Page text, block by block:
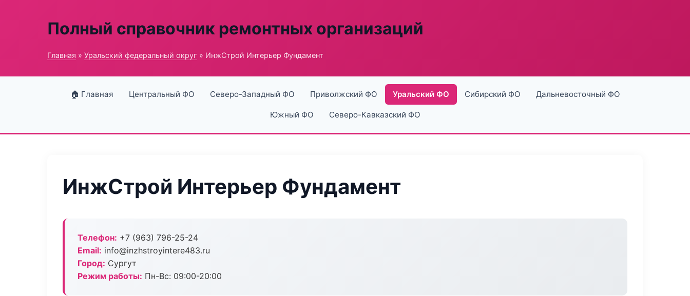
Полный справочник ремонтных организаций
Главная » Уральский федеральный округ » ИнжСтрой Интерьер Фундамент
🏠 Главная Центральный ФО Северо-Западный ФО Приволжский ФО Уральский ФО Сибирский ФО Дальневосточный ФО
Южный ФО Северо-Кавказский ФО
ИнжСтрой Интерьер Фундамент
Телефон: +7 (963) 796-25-24
Email: info@inzhstroyintere483.ru
Город: Сургут
Режим работы: Пн-Вс: 09:00-20:00